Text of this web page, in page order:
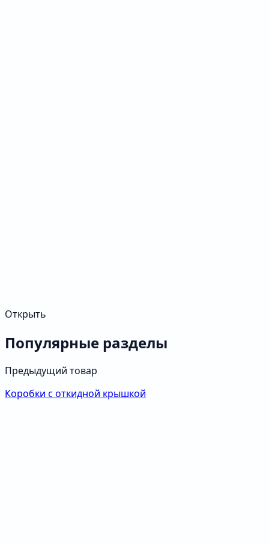
Открыть
Популярные разделы
Предыдущий товар
Коробки с откидной крышкой